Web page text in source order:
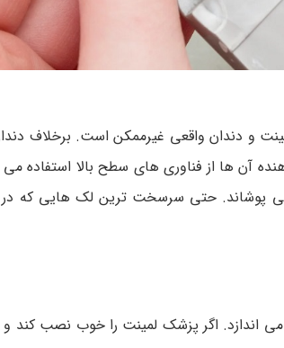
و دندان واقعی غیرممکن است. برخلاف
آن ها از فناوری های سطح بالا استفاده
پوشاند. حتی سرسخت ترین لک هایی که در
اندازد. اگر پزشک لمینت را خوب نصب کند و